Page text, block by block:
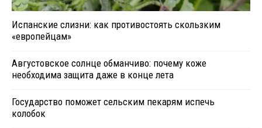
Испанские слизни: как противостоять скользким
«европейцам»
Августовское солнце обманчиво: почему коже
необходима защита даже в конце лета
Государство поможет сельским пекарям испечь
колобок